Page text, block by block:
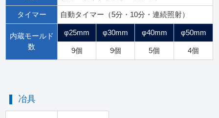
タイマー 自動タイマー（5分・10分・連続照射）
内蔵モールド
数
φ25mm φ30mm φ40mm φ50mm
9個 9個 5個 4個
冶具